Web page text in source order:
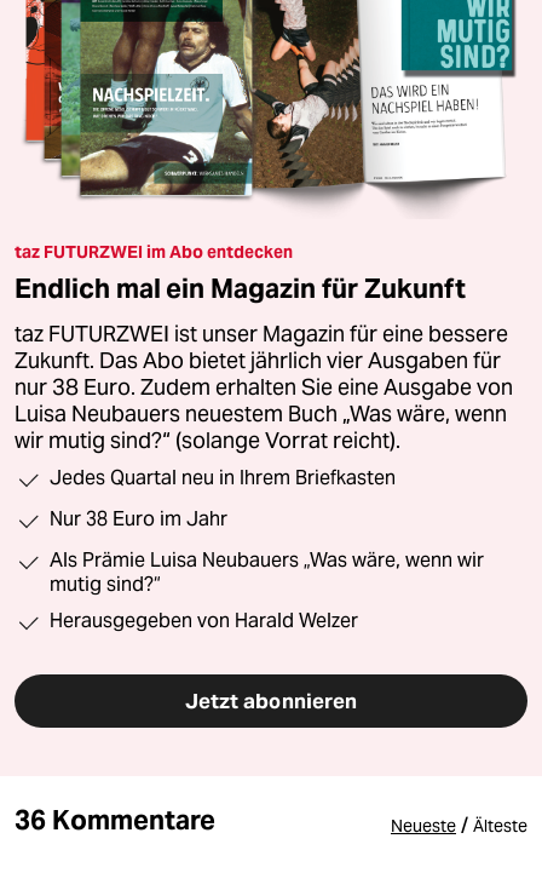
taz FUTURZWEI im Abo entdecken
Endlich mal ein Magazin für Zukunft
taz FUTURZWEI ist unser Magazin für eine bessere
Zukunft. Das Abo bietet jährlich vier Ausgaben für
nur 38 Euro. Zudem erhalten Sie eine Ausgabe von
Luisa Neubauers neuestem Buch „Was wäre, wenn
wir mutig sind?“ (solange Vorrat reicht).
Jedes Quartal neu in Ihrem Briefkasten
Nur 38 Euro im Jahr
Als Prämie Luisa Neubauers „Was wäre, wenn wir
mutig sind?“
Herausgegeben von Harald Welzer
Jetzt abonnieren
36 Kommentare Neueste / Älteste